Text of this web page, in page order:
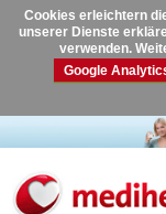
Cookies erleichtern
unserer Dienste
verwenden.
Google